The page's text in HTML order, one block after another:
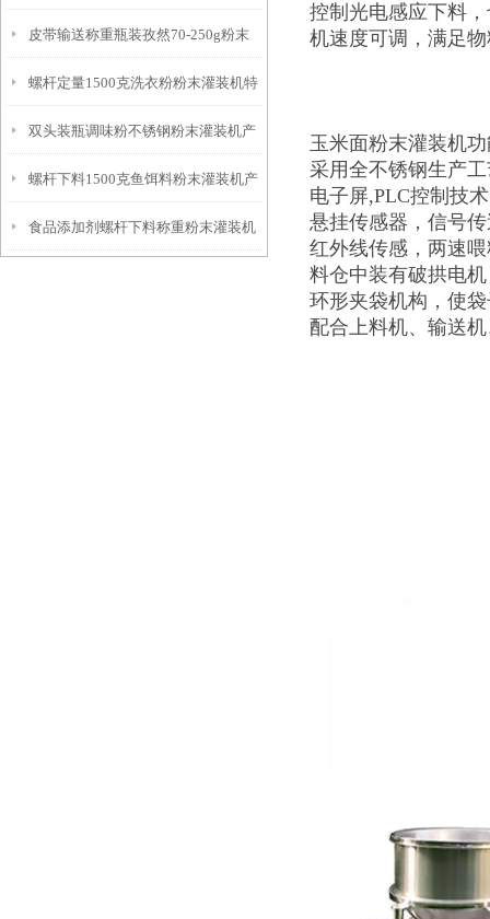
介
皮带输送称重瓶装孜然70-250g粉末
灌装线厂家
螺杆定量1500克洗衣粉粉末灌装机特
点
双头装瓶调味粉不锈钢粉末灌装机产
品简介
螺杆下料1500克鱼饵料粉末灌装机产
品简介
食品添加剂螺杆下料称重粉末灌装机
控制光电感应下料
机速度可调，满足
玉米面粉末灌装机
采用全不锈钢生产
电子屏,PLC控制技
悬挂传感器，信号
红外线传感，两速
料仓中装有破拱电
环形夹袋机构，使
配合上料机、输送